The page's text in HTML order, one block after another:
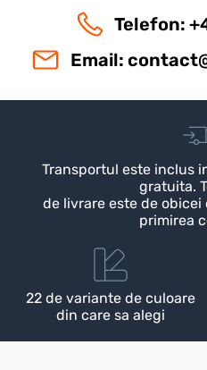
Telefon:
Email:
Transportul este inclus
gratuita.
de livrare este de
primirea
22 de variante de culoare
din care sa alegi